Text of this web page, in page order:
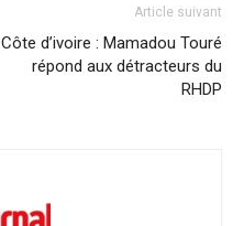
Article suivant
Côte d’ivoire : Mamadou Touré
répond aux détracteurs du
RHDP